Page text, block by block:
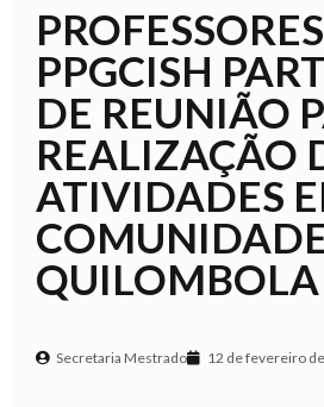
PPGCISH
DE REUNIÃO
REALIZAÇÃO
ATIVIDADES
QUILOMBOLA
Secretaria Mestrado 12 de fevereiro